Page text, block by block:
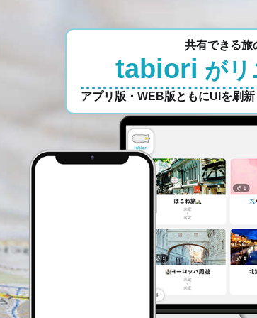
共有できる旅
tabiori が
アプリ版・WEB版ともにUIを刷